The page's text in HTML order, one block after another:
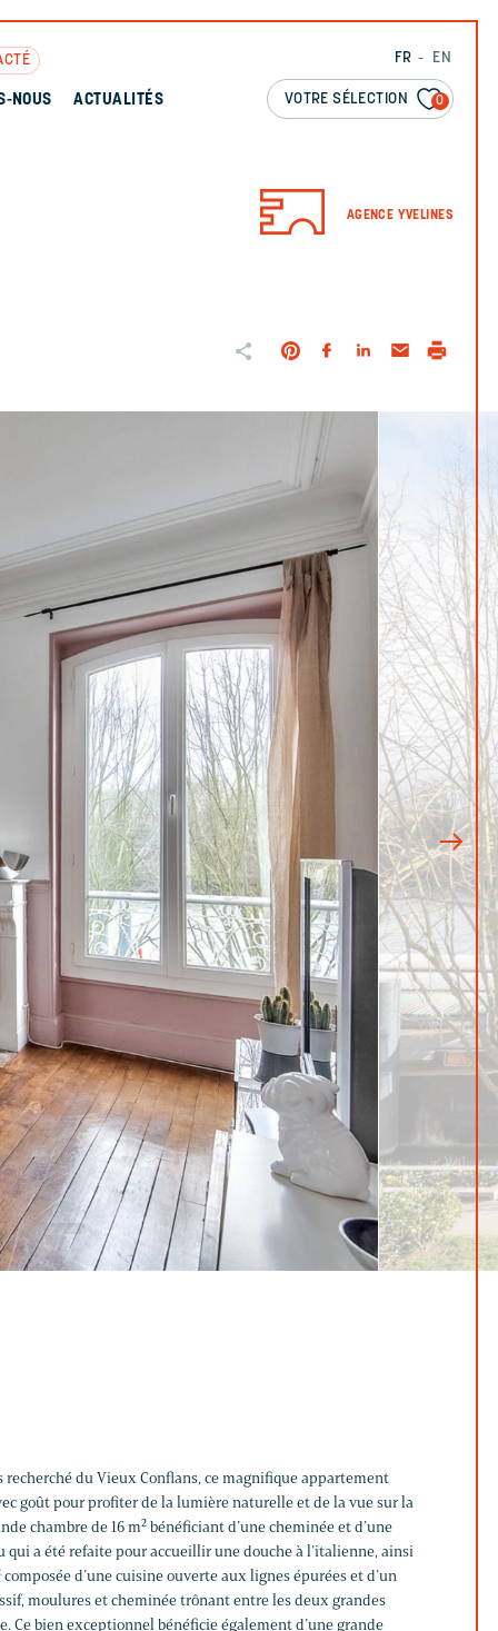
FR EN
VOTRE SÉLECTION 0
NOUS ACTUALITÉS
AGENCE YVELINES
du Vieux Conflans, ce magnifique appartement
goût pour profiter de la lumière naturelle et de la vue sur la
chambre de 16 m² bénéficiant d’une cheminée et d’une
qui a été refaite pour accueillir une douche à l’italienne, ainsi
d’une cuisine ouverte aux lignes épurées et d’un
moulures et cheminée trônant entre les deux grandes
Ce bien exceptionnel bénéficie également d’une grande